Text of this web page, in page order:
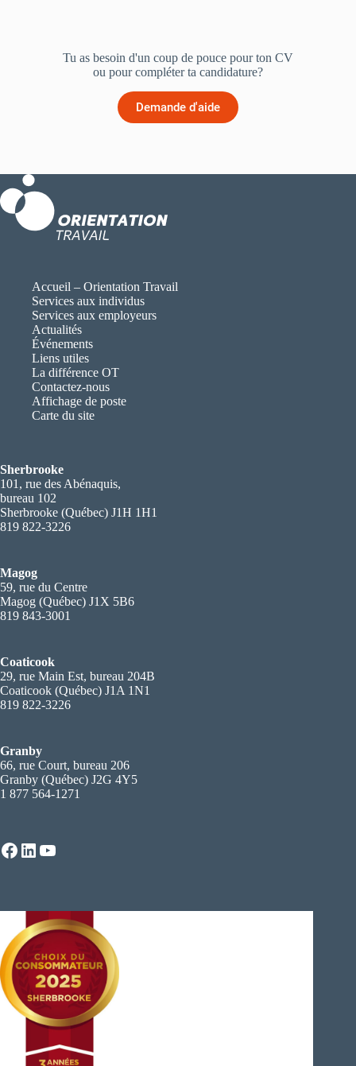
Tu as besoin d'un coup de pouce pour ton CV
ou pour compléter ta candidature?
Demande d'aide
Accueil – Orientation Travail
Services aux individus
Services aux employeurs
Actualités
Événements
Liens utiles
La différence OT
Contactez-nous
Affichage de poste
Carte du site
Sherbrooke
101, rue des Abénaquis,
bureau 102
Sherbrooke (Québec) J1H 1H1
819 822-3226
Magog
59, rue du Centre
Magog (Québec) J1X 5B6
819 843-3001
Coaticook
29, rue Main Est, bureau 204B
Coaticook (Québec) J1A 1N1
819 822-3226
Granby
66, rue Court, bureau 206
Granby (Québec) J2G 4Y5
1 877 564-1271
Facebook
LinkedIn
YouTube